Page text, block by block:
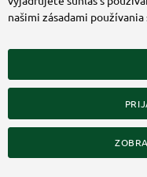
ZÍSKAJTE VIAC O
našimi zásadami